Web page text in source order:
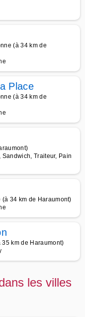
(à 34 km de
Place
(à 34 km de
Traiteur, Pain
34 km de Haraumont)
km de Haraumont)
les villes